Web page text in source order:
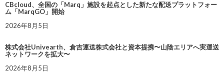
CBcloud、全国の「Marq」施設を起点とした新たな配送プラットフォー
ム「MarqGO」開始
2026年8月5日
株式会社Univearth、倉吉運送株式会社と資本提携〜山陰エリアへ実運送
ネットワークを拡大〜
2026年8月5日